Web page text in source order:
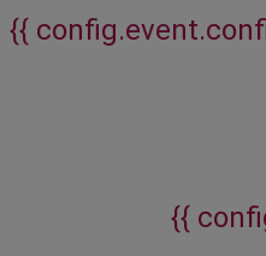
{{
{{